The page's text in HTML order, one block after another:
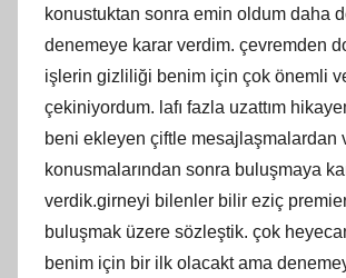
konustuktan sonra emin oldum daha
denemeye karar verdim. çevremden
işlerin gizliliği benim için çok önemli
çekiniyordum. lafı fazla uzattım
beni ekleyen çiftle mesajlaşmalardan
konusmalarından sonra buluşmaya
verdik.girneyi bilenler bilir eziç
buluşmak üzere sözleştik. çok
benim için bir ilk olacakt ama